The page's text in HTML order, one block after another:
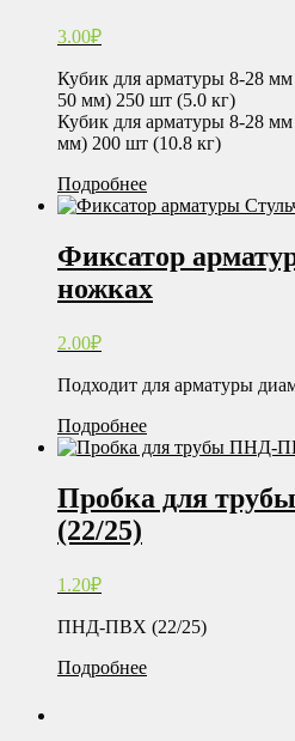
3.00₽
Кубик для арматуры 8-28
50 мм) 250 шт (5.0 кг)
Кубик для арматуры 8-28
мм) 200 шт (10.8 кг)
Подробнее
Фиксатор
ножках
2.00₽
Подходит для арматуры
Подробнее
Пробка для
(22/25)
1.20₽
ПНД-ПВХ (22/25)
Подробнее